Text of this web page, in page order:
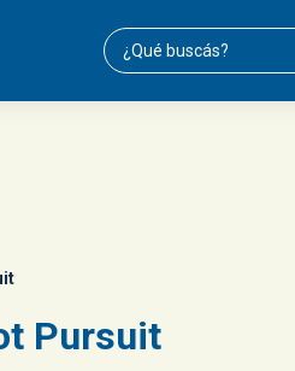
Pursuit